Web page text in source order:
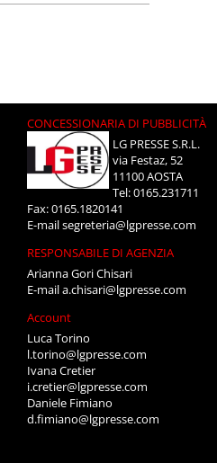
CONCESSIONARIA DI PUBBLICITÀ
LG PRESSE S.R.L.
via Festaz, 52
11100 AOSTA
Tel: 0165.231711
Fax: 0165.1820141
E-mailsegreteria@lgpresse.com
RESPONSABILE DI AGENZIA
Arianna Gori Chisari
E-maila.chisari@lgpresse.com
Account
Luca Torino
l.torino@lgpresse.com
Ivana Cretier
i.cretier@lgpresse.com
Daniele Fimiano
d.fimiano@lgpresse.com